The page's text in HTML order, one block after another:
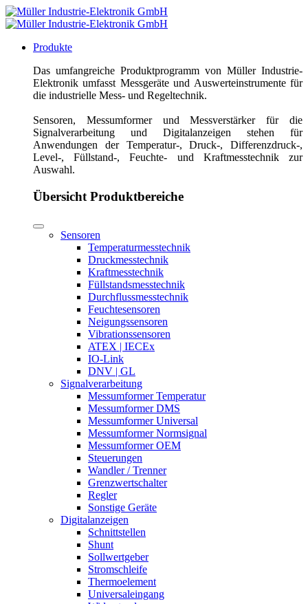
Produkte
Das umfangreiche Produktprogramm von Müller Industrie-
Elektronik umfasst Messgeräte und Auswerteinstrumente für
die industrielle Mess- und Regeltechnik.
Sensoren, Messumformer und Messverstärker für die
Signalverarbeitung und Digitalanzeigen stehen für
Anwendungen der Temperatur-, Druck-, Differenzdruck-,
Level-, Füllstand-, Feuchte- und Kraftmesstechnik zur
Auswahl.
Übersicht Produktbereiche
Sensoren
Temperaturmesstechnik
Druckmesstechnik
Kraftmesstechnik
Füllstandsmesstechnik
Durchflussmesstechnik
Feuchtesensoren
Neigungssensoren
Vibrationssensoren
ATEX | IECEx
IO-Link
DNV | GL
Signalverarbeitung
Messumformer Temperatur
Messumformer DMS
Messumformer Universal
Messumformer Normsignal
Messumformer OEM
Steuerungen
Wandler / Trenner
Grenzwertschalter
Regler
Sonstige Geräte
Digitalanzeigen
Schnittstellen
Shunt
Sollwertgeber
Stromschleife
Thermoelement
Universaleingang